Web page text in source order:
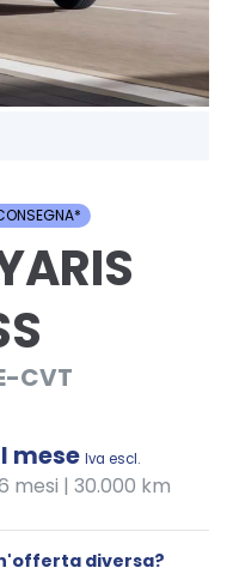
CVT
mese Iva escl.
mesi | 30.000 km
diversa?